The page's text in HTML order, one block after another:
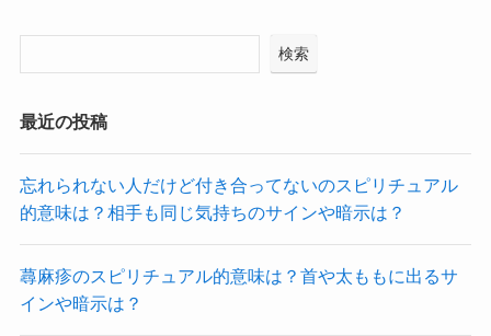
検索
最近の投稿
忘れられない人だけど付き合ってないのスピリチュアル
的意味は？相手も同じ気持ちのサインや暗示は？
蕁麻疹のスピリチュアル的意味は？首や太ももに出るサ
インや暗示は？